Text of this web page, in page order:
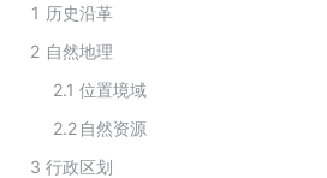
1 历史沿革
2 自然地理
2.1 位置境域
2.2 自然资源
3 行政区划